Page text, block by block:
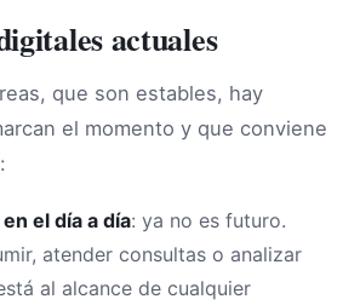
actuales
que son estables, hay
el momento y que conviene
el día a día: ya no es futuro.
atender consultas o analizar
al alcance de cualquier